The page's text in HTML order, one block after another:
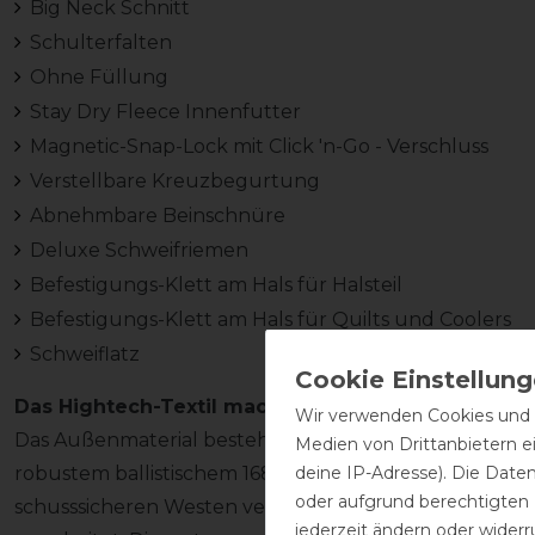
Big Neck Schnitt
Schulterfalten
Ohne Füllung
Stay Dry Fleece Innenfutter
Magnetic-Snap-Lock mit Click 'n-Go - Verschluss
Verstellbare Kreuzbegurtung
Abnehmbare Beinschnüre
Deluxe Schweifriemen
Befestigungs-Klett am Hals für Halsteil
Befestigungs-Klett am Hals für Quilts und Coolers
Schweiflatz
Das Hightech-Textil macht es möglich!
Das Außenmaterial besteht aus atmungsaktivem,
robustem ballistischem 1680D Nylon (dieser Stoff
schusssicheren Westen verwendet!). Das
Wir verwenden Cookies
Medien von Drittanbietern
deine IP-Adresse). Die
oder aufgrund berechtigten
jederzeit ändern oder